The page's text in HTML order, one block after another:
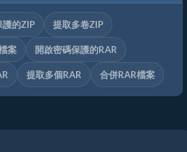
護的ZIP 提取多卷ZIP
案 開啟密碼保護的RAR
提取多個RAR 合併RAR檔案